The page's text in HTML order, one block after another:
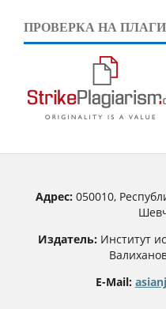
ПРОВЕРКА НА
Адрес:050010,
Издатель: Институт
E-Mail: